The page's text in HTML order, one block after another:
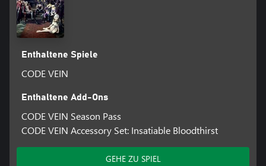
Enthaltene Spiele
CODE VEIN
Enthaltene Add-Ons
CODE VEIN Season Pass
CODE VEIN Accessory Set: Insatiable Bloodthirst
GEHE ZU SPIEL